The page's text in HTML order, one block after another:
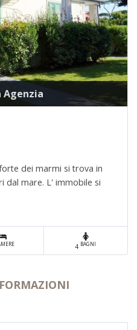
dei marmi si trova in
dal mare. L' immobile si
4 BAGNI